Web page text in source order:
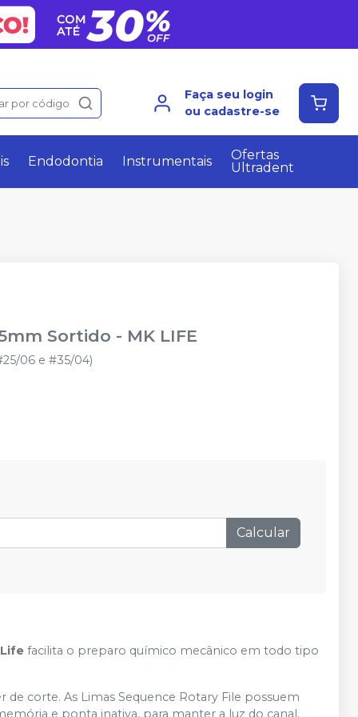
por código
Faça seu login
ou cadastre-se
Endodontia Instrumentais
Ofertas
Ultradent
Sortido - MK LIFE
06 e #35/04)
Calcular
facilita o preparo químico mecânico em todo tipo
corte. As Limas Sequence Rotary File possuem
e ponta inativa, para manter a luz do canal.